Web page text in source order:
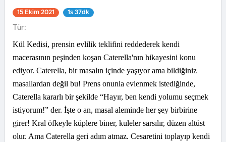
15 Ekim 2021 1s 37dk
Tür:
Kül Kedisi, prensin evlilik teklifini reddederek kendi
macerasının peşinden koşan Caterella'nın hikayesini konu
ediyor. Caterella, bir masalın içinde yaşıyor ama bildiğiniz
masallardan değil bu! Prens onunla evlenmek istediğinde,
Caterella kararlı bir şekilde “Hayır, ben kendi yolumu seçmek
istiyorum!” der. İşte o an, masal aleminde her şey birbirine
girer! Kral öfkeyle küplere biner, kuleler sarsılır, düzen altüst
olur. Ama Caterella geri adım atmaz. Cesaretini toplayıp kendi